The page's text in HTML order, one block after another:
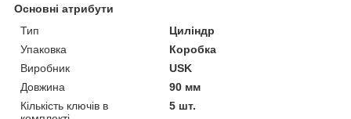
Основні атрибути
Тип
Циліндр
Упаковка
Коробка
Виробник
USK
Довжина
90 мм
Кількість ключів в
5 шт.